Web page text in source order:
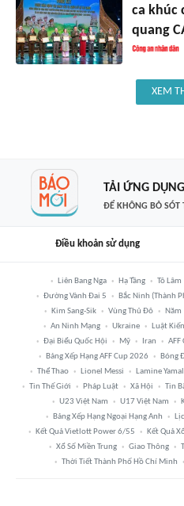
ca khúc
quang
XEM
TẢI ỨNG
ĐỂ KHÔNG BỎ SÓT
Điều khoản sử dụng
Liên Bang Nga Hạ Tầng Tô Lâm
Đường Vành Đai 5
Bắc Ninh (thành
Kim Sang-Sik
Vùng Thủ Đô Năm
An Ninh Mạng
Ukraine Luật
Đại Biểu Quốc Hội
Mỹ Iran AFF
Bảng Xếp Hạng AFF Cup 2026
Bóng
Thể Thao
Lionel Messi Lamine Yamal
Tin Thế Giới
Pháp Luật Xã Hội Tin
U23 Việt Nam
U17 Việt Nam
Bảng Xếp Hạng Ngoại Hạng Anh
Kết Quả Vietlott Power 6/55
Kết Quả
Xổ Số Miền Trung
Giao Thông
Thời Tiết Thành Phố Hồ Chí Minh